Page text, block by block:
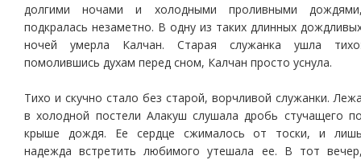
долгими ночами и холодными проливными
подкралась незаметно. В одну из таких длинных
ночей умерла Калчан. Старая служанка ушла
помолившись духам перед сном, Калчан просто уснула.
Тихо и скучно стало без старой, ворчливой служанки.
в холодной постели Алакуш слушала дробь стучащего
крыше дождя. Ее сердце сжималось от тоски, и
надежда встретить любимого утешала ее. В тот